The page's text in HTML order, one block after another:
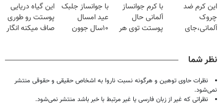
تخفیف ویژه
این کرم ضد
چروک
آلمانی،جای
تا امشب
با کرم جوانساز
آلمانی حال
پوستت توی هر
با جوانساز جلبک
عید امسال
۱۰سال جوون
این گیاه دریایی
پوستت رو طوری
صاف میکنه انگار
نظر شما
نظرات حاوی توهین و هرگونه نسبت ناروا به اشخاص حقیقی و حقوقی منتشر
نمی‌شود.
نظراتی که غیر از زبان فارسی یا غیر مرتبط با خبر باشد منتشر نمی‌شود.